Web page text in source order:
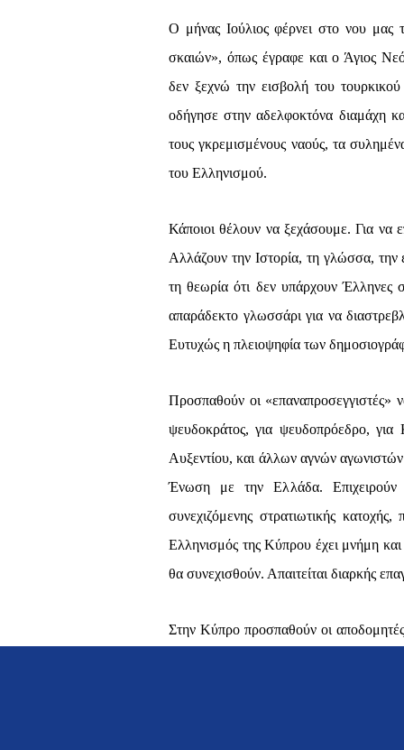
Ο μήνας Ιούλιος φέρνει στο νου
σκαιών», όπως έγραφε και ο Άγιος
δεν ξεχνώ την εισβολή του
οδήγησε στην αδελφοκτόνα διαμάχη
τους γκρεμισμένους ναούς, τα
του Ελληνισμού.
Κάποιοι θέλουν να ξεχάσουμε. Για να
Αλλάζουν την Ιστορία, τη γλώσσα,
τη θεωρία ότι δεν υπάρχουν
απαράδεκτο γλωσσάρι για να
Ευτυχώς η πλειοψηφία των
Προσπαθούν οι «επαναπροσεγγιστές»
ψευδοκράτος, για ψευδοπρόεδρο,
Αυξεντίου, και άλλων αγνών
Ένωση με την Ελλάδα. Επιχειρούν
συνεχιζόμενης στρατιωτικής
Ελληνισμός της Κύπρου έχει μνήμη
θα συνεχισθούν. Απαιτείται διαρκής
Στην Κύπρο προσπαθούν οι